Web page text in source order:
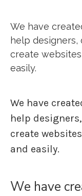
We have
help designers,
create
easily.
We have
help
create
and easily.
We have